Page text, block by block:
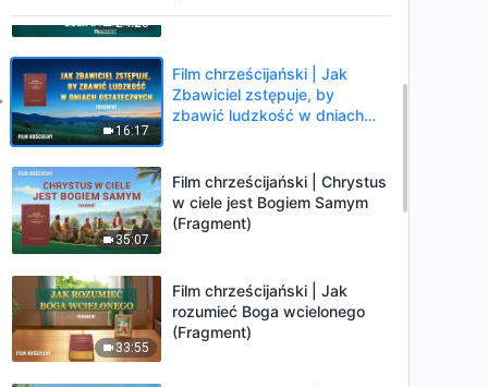
24:20
16:17
Film chrześcijański | Jak
Zbawiciel zstępuje, by
zbawić ludzkość w dniach
35:07
Film chrześcijański | Chrystus
w ciele jest Bogiem Samym
(Fragment)
33:55
Film chrześcijański | Jak
rozumieć Boga wcielonego
(Fragment)